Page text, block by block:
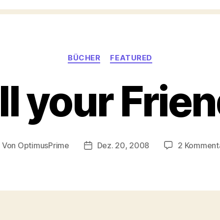
Kategorien
BÜCHER FEATURED
your
Von OptimusPrime Veröffentlichungsdatum
Dez. 20, 2008 2